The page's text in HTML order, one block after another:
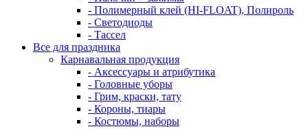
- Полимерный клей (HI-FLOAT), Полироль
- Светодиоды
- Тассел
Все для праздника
Карнавальная продукция
- Аксессуары и атрибутика
- Головные уборы
- Грим, краски, тату
- Короны, тиары
- Костюмы, наборы